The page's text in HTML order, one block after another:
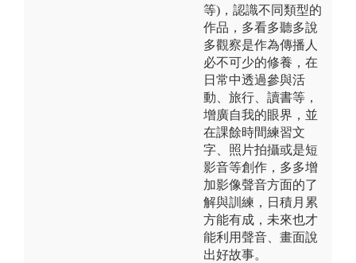
等)，認識不同類型的
作品，多看多聽多說
多觀察是作為傳播人
必不可少的修養，在
日常中透過參與活
動、旅行、讀書等，
增廣自我的眼界，並
在課餘時間練習文
字、照片拍攝或是短
影音等創作，多多增
加影像聲音方面的了
解與訓練，日積月累
方能有成，未來也才
能利用聲音、畫面說
出好故事。